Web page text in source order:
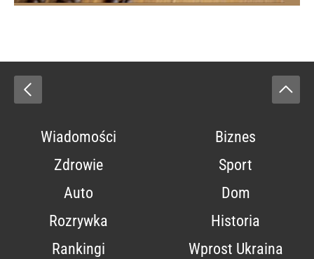
Wiadomości
Biznes
Zdrowie
Sport
Auto
Dom
Rozrywka
Historia
Rankingi
Wprost Ukraina